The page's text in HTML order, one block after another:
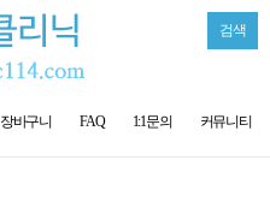
검색
장바구니 FAQ 1:1문의 커뮤니티